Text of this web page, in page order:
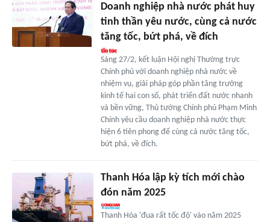
Doanh nghiệp nhà nước phát huy
tinh thần yêu nước, cùng cả nước
tăng tốc, bứt phá, về đích
Sáng 27/2, kết luận Hội nghị Thường trực
Chính phủ với doanh nghiệp nhà nước về
nhiệm vụ, giải pháp góp phần tăng trưởng
kinh tế hai con số, phát triển đất nước nhanh
và bền vững, Thủ tướng Chính phủ Phạm Minh
Chính yêu cầu doanh nghiệp nhà nước thực
hiện 6 tiên phong để cùng cả nước tăng tốc,
bứt phá, về đích.
Thanh Hóa lập kỳ tích mới chào
đón năm 2025
Thanh Hóa 'đua rất tốc độ' vào năm 2025